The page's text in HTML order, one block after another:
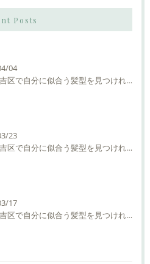
Posts
04
大阪市住吉区で自分に似合う髪型を見つけれる美容室ーLIAM hair Relaxーリアムヘアーリラックス
23
大阪市住吉区で自分に似合う髪型を見つけれる美容室ーLIAM hair Relaxーリアムヘアーリラックス
17
大阪市住吉区で自分に似合う髪型を見つけれる美容室ーLIAM hair Relaxーリアムヘアーリラックス